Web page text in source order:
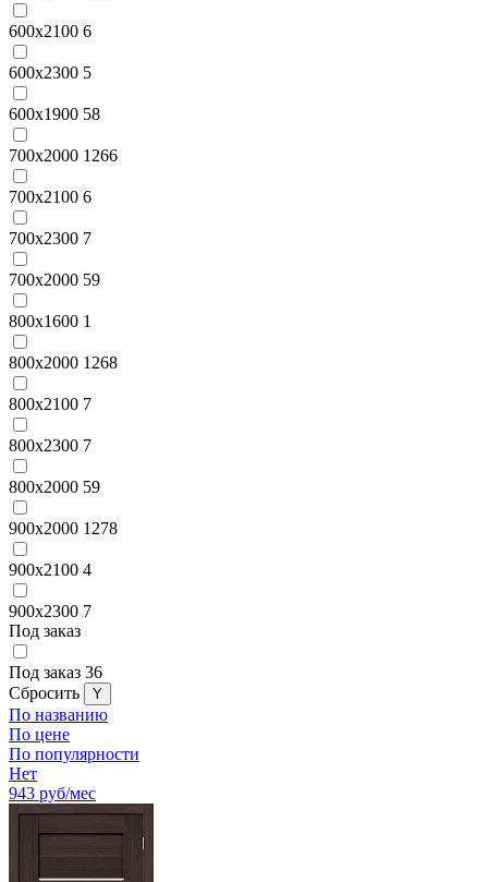
600x2100 6
600x2300 5
600х1900 58
700x2000 1266
700x2100 6
700x2300 7
700х2000 59
800x1600 1
800x2000 1268
800x2100 7
800x2300 7
800х2000 59
900x2000 1278
900x2100 4
900x2300 7
Под заказ
Под заказ 36
Cбросить
По названию
По цене
По популярности
Нет
943 руб/мес